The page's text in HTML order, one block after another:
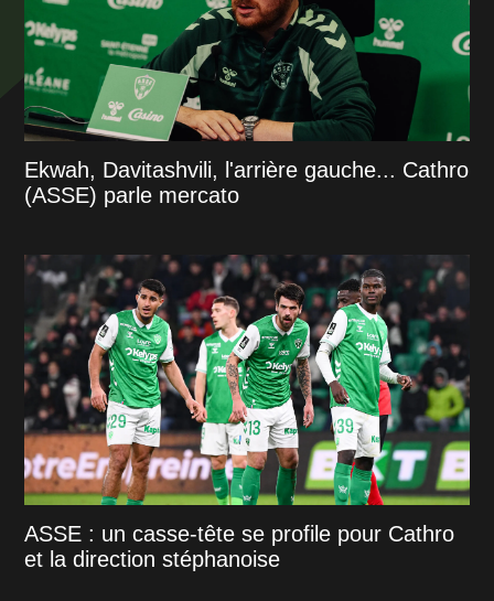
Ekwah, Davitashvili, l'arrière gauche... Cathro
(ASSE) parle mercato
ASSE : un casse-tête se profile pour Cathro
et la direction stéphanoise